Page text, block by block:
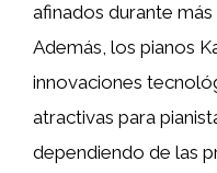
afinados durante
Además, los pianos
innovaciones
atractivas para
dependiendo de las